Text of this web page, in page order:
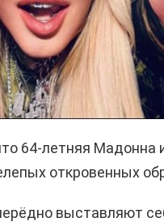
64-летняя Мадонна
откровенных
выставляют